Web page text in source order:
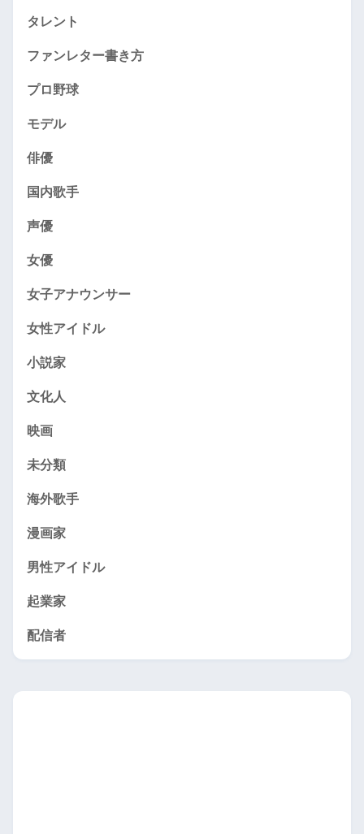
タレント
ファンレター書き方
プロ野球
モデル
俳優
国内歌手
声優
女優
女子アナウンサー
女性アイドル
小説家
文化人
映画
未分類
海外歌手
漫画家
男性アイドル
起業家
配信者